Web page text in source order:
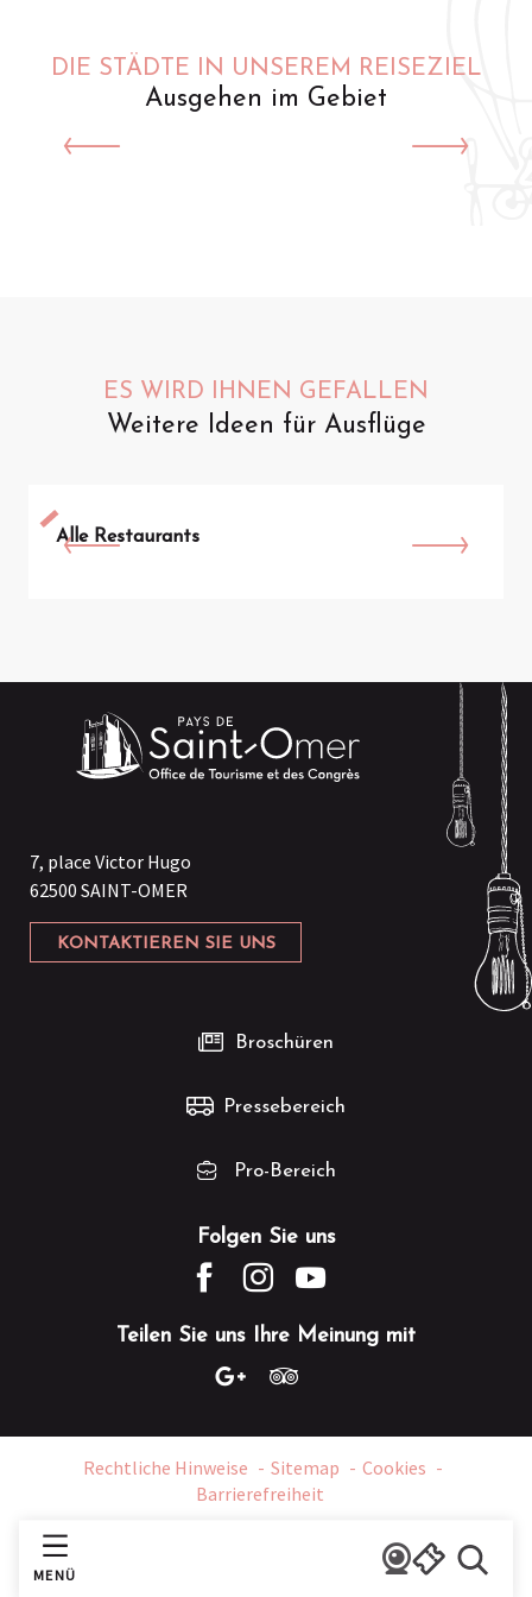
MENÜ
DIE STÄDTE IN UNSEREM REISEZIEL
Ausgehen im Gebiet
ES WIRD IHNEN GEFALLEN
Weitere Ideen für Ausflüge
Alle Restaurants
7, place Victor Hugo
62500 SAINT-OMER
KONTAKTIEREN SIE UNS
Folgen Sie uns
Teilen Sie uns Ihre Meinung mit
Broschüren
Pressebereich
Pro-Bereich
Rechtliche Hinweise Sitemap
Cookies
Barrierefreiheit